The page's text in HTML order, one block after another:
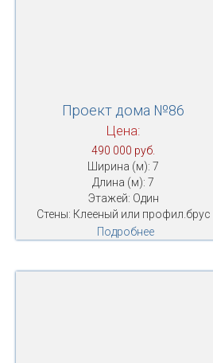
Проект дома №86
Цена:
490 000 руб.
Ширина (м): 7
Длина (м): 7
Этажей: Один
Стены: Клееный или профил.брус
Подробнее